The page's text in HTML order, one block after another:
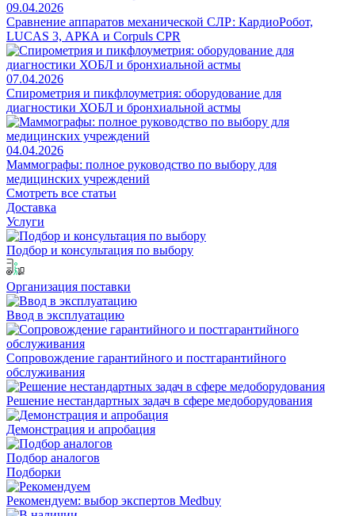
09.04.2026
Сравнение аппаратов механической СЛР: КардиоРобот,
LUCAS 3, АРКА и Corpuls CPR
07.04.2026
Спирометрия и пикфлоуметрия: оборудование для
диагностики ХОБЛ и бронхиальной астмы
04.04.2026
Маммографы: полное руководство по выбору для
медицинских учреждений
Смотреть все статьи
Доставка
Услуги
Подбор и консультация по выбору
Организация поставки
Ввод в эксплуатацию
Сопровождение гарантийного и постгарантийного
обслуживания
Решение нестандартных задач в сфере медоборудования
Демонстрация и апробация
Подбор аналогов
Подборки
Рекомендуем: выбор экспертов Medbuy